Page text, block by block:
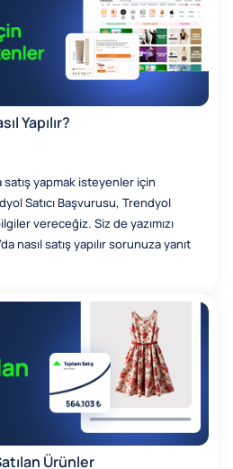
Yapılır?
satış yapmak isteyenler için
Satıcı Başvurusu, Trendyol
vereceğiz. Siz de yazımızı
nasıl satış yapılır sorunuza yanıt
Ürünler